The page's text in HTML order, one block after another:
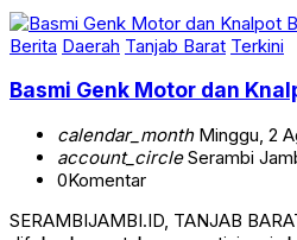
Berita Daerah Tanjab Barat Terkini
Basmi Genk Motor dan
calendar_monthMinggu, 2
account_circleSerambi
0Komentar
SERAMBIJAMBI.ID, TANJAB